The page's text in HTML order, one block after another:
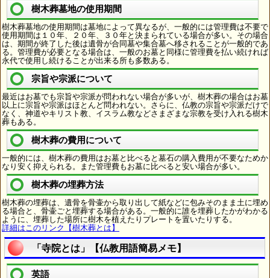
樹木葬墓地の使用期間
樹木葬墓地の使用期間は墓地によって異なるが、一般的には管理費は不要で
使用期間は１０年、２０年、３０年と決まられている場合が多い。その場合
は、期間が終了した後は遺骨が合同墓や集合墓へ移されることが一般的であ
る。管理費が必要となる場合は、一般のお墓と同様に管理費を払い続ければ
永代で使用し続けることが出来る所も多数ある。
宗旨や宗派について
最近はお墓でも宗旨や宗派が問われない場合が多いが、樹木葬の場合はお墓
以上に宗旨や宗派はほとんど問われない。さらに、仏教の宗旨や宗派だけで
なく、神道やキリスト教、イスラム教などさまざまな宗教を受け入れる樹木
葬もある。
樹木葬の費用について
一般的には、樹木葬の費用はお墓と比べると墓石の購入費用が不要なためか
なり安く抑えられる。また管理費もお墓に比べると安い場合が多い。
樹木葬の埋葬方法
樹木葬の埋葬は、遺骨を骨壷から取り出して紙などに包みそのまま土に埋め
る場合と、骨壷ごと埋葬する場合がある。一般的に誰を埋葬したかがわかる
ように、埋葬した場所に樹木を植えたりプレートを置いたりする。
詳細はこのリンク【樹木葬とは】
「寺院とは」【仏教用語簡易メモ】
英語